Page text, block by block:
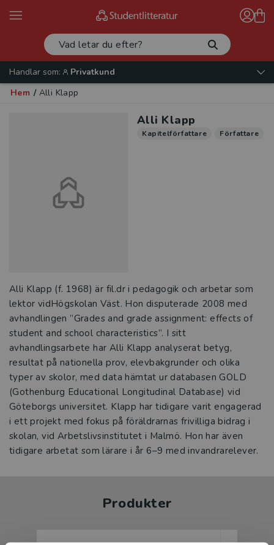
Handlar som:
Privatkund
Hem / Alli Klapp
Alli Klapp
Kapitelförfattare Författare
Alli Klapp (f. 1968) är fil.dr i pedagogik och arbetar som
lektor vidHögskolan Väst. Hon disputerade 2008 med
avhandlingen ”Grades and grade assignment: effects of
student and school characteristics”. I sitt
avhandlingsarbete har Alli Klapp analyserat betyg,
resultat på nationella prov, elevbakgrunder och olika
typer av skolor, med data hämtat ur databasen GOLD
(Gothenburg Educational Longitudinal Database) vid
Göteborgs universitet. Klapp har tidigare varit engagerad
i ett projekt med fokus på föräldrarnas frivilliga bidrag i
skolan, vid Arbetslivsinstitutet i Malmö. Hon har även
tidigare arbetat som lärare i år 6–9 med invandrarelever.
Produkter